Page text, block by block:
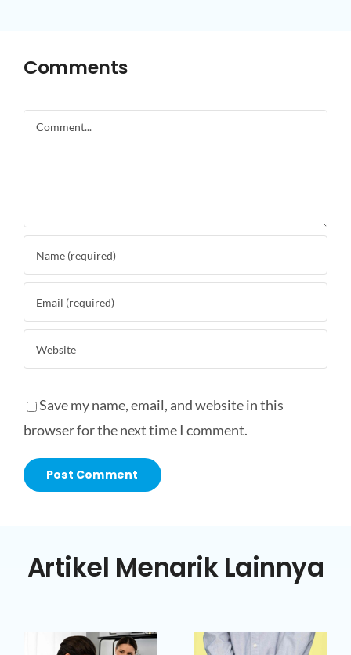
Comments
Comment
Save my name, email, and website in this
browser for the next time I comment.
Artikel Menarik Lainnya